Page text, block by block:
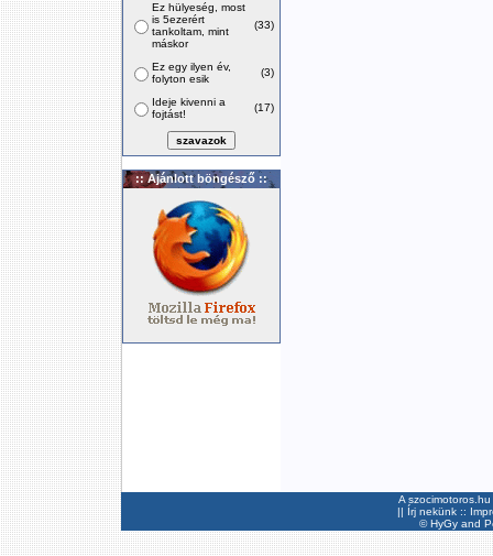
Ez hülyeség, most
is 5ezerért
tankoltam, mint
máskor
(33)
Ez egy ilyen év,
folyton esik
(3)
Ideje kivenni a
fojtást!
(17)
:: Ajánlott böngésző ::
A
|| Írj nekünk ::
©HyGyand